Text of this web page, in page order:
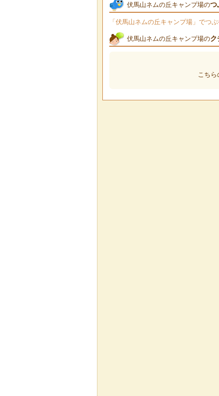
伏馬山ネムの丘キャンプ場のつ
「伏馬山ネムの丘キャンプ場」でつ
伏馬山ネムの丘キャンプ場のク
こちら